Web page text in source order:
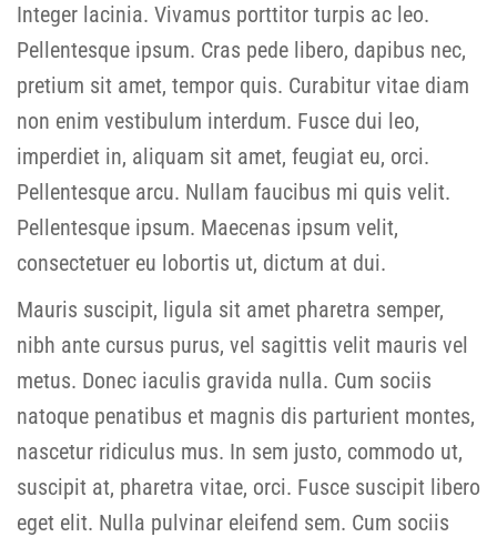
Integer lacinia. Vivamus porttitor turpis ac leo.
Pellentesque ipsum. Cras pede libero, dapibus nec,
pretium sit amet, tempor quis. Curabitur vitae diam
non enim vestibulum interdum. Fusce dui leo,
imperdiet in, aliquam sit amet, feugiat eu, orci.
Pellentesque arcu. Nullam faucibus mi quis velit.
Pellentesque ipsum. Maecenas ipsum velit,
consectetuer eu lobortis ut, dictum at dui.
Mauris suscipit, ligula sit amet pharetra semper,
nibh ante cursus purus, vel sagittis velit mauris vel
metus. Donec iaculis gravida nulla. Cum sociis
natoque penatibus et magnis dis parturient montes,
nascetur ridiculus mus. In sem justo, commodo ut,
suscipit at, pharetra vitae, orci. Fusce suscipit libero
eget elit. Nulla pulvinar eleifend sem. Cum sociis